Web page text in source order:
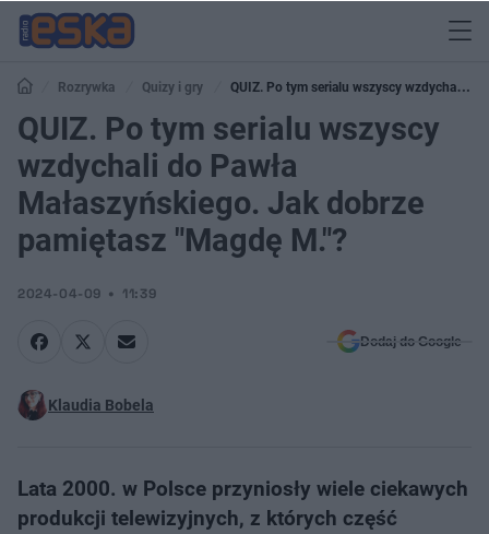
Rozrywka Quizy i gry
QUIZ. Po tym serialu wszyscy wzdychali do
Pawła Małaszyńskiego. Jak dobrze pamiętasz "Magdę M."?
QUIZ. Po tym serialu wszyscy
wzdychali do Pawła
Małaszyńskiego. Jak dobrze
pamiętasz "Magdę M."?
2024-04-09 11:39
Dodaj do Google
Klaudia Bobela
Lata 2000. w Polsce przyniosły wiele ciekawych
produkcji telewizyjnych, z których część